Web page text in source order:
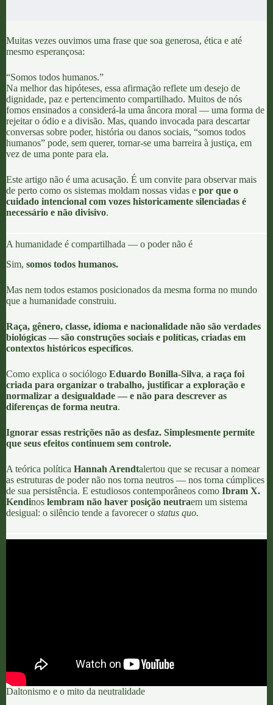
Muitas vezes ouvimos uma frase que soa generosa, ética e até
mesmo esperançosa:
“Somos todos humanos.”
Na melhor das hipóteses, essa afirmação reflete um desejo de
dignidade, paz e pertencimento compartilhado. Muitos de nós
fomos ensinados a considerá-la uma âncora moral — uma forma de
rejeitar o ódio e a divisão. Mas, quando invocada para descartar
conversas sobre poder, história ou danos sociais, “somos todos
humanos” pode, sem querer, tornar-se uma barreira à justiça, em
vez de uma ponte para ela.
Este artigo não é uma acusação. É um convite para observar mais
de perto como os sistemas moldam nossas vidas e por que o
cuidado intencional com vozes historicamente silenciadas é
necessário e não divisivo.
A humanidade é compartilhada — o poder não é
Sim, somos todos humanos.
Mas nem todos estamos posicionados da mesma forma no mundo
que a humanidade construiu.
Raça, gênero, classe, idioma e nacionalidade não são verdades
biológicas — são construções sociais e políticas, criadas em
contextos históricos específicos.
Como explica o sociólogo Eduardo Bonilla-Silva, a raça foi
criada para organizar o trabalho, justificar a exploração e
normalizar a desigualdade — e não para descrever as
diferenças de forma neutra.
Ignorar essas restrições não as desfaz. Simplesmente permite
que seus efeitos continuem sem controle.
A teórica política Hannah Arendtalertou que se recusar a nomear
as estruturas de poder não nos torna neutros — nos torna cúmplices
de sua persistência. E estudiosos contemporâneos como Ibram X.
Kendinos lembram não haver posição neutraem um sistema
desigual: o silêncio tende a favorecer o status quo.
Daltonismo e o mito da neutralidade